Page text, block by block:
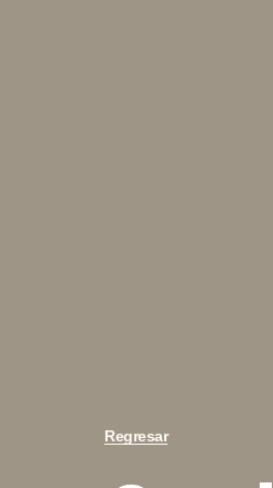
Regresar